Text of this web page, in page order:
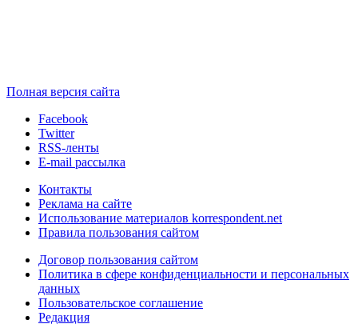
Полная версия сайта
Facebook
Twitter
RSS-ленты
E-mail рассылка
Контакты
Реклама на сайте
Использование материалов korrespondent.net
Правила пользования сайтом
Договор пользования сайтом
Политика в сфере конфиденциальности и персональных
данных
Пользовательское соглашение
Редакция